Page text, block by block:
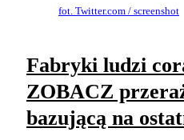
fot. Twitter.com / screenshot
Fabryki ludzi
ZOBACZ
bazującą na